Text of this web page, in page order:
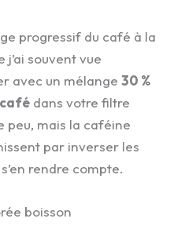
progressif du café à la
j’ai souvent vue
avec un mélange30 %
café dans votre filtre
peu, mais la caféine
par inverser les
rendre compte.
boisson